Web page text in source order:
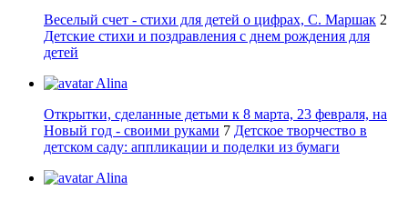
Веселый счет - стихи для детей о цифрах, С. Маршак 2
Детские стихи и поздравления с днем рождения для
детей
Alina
Открытки, сделанные детьми к 8 марта, 23 февраля, на
Новый год - своими руками 7 Детское творчество в
детском саду: аппликации и поделки из бумаги
Alina